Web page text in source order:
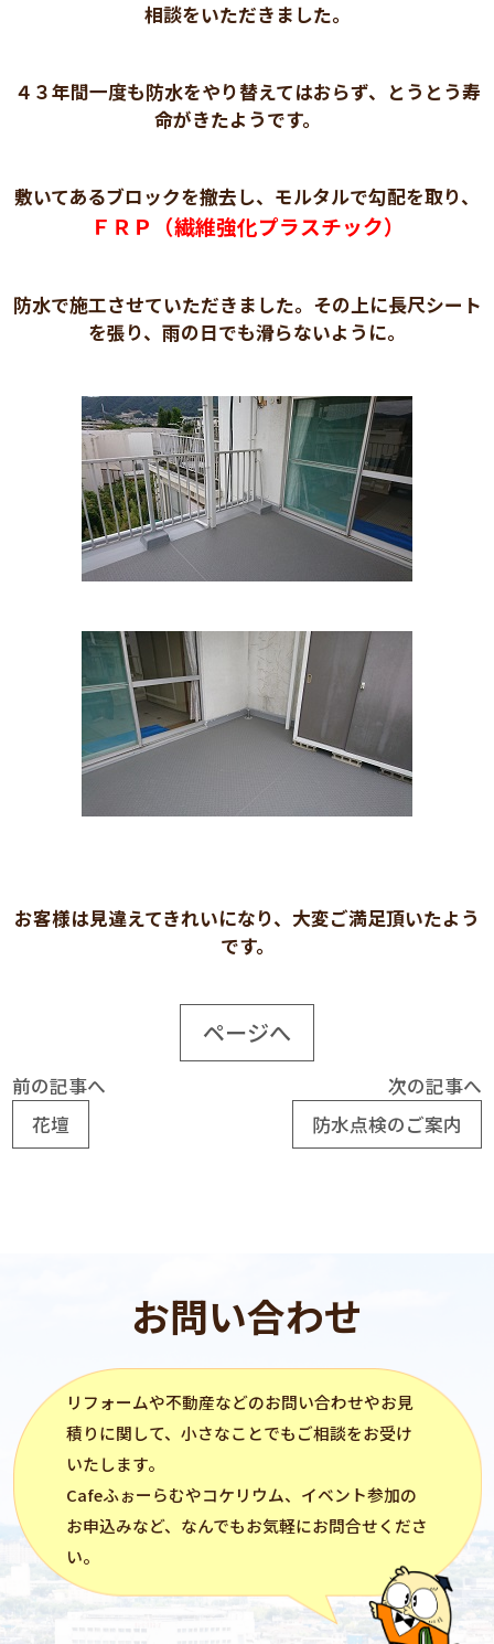
相談をいただきました。
４３年間一度も防水をやり替えてはおらず、とうとう寿
命がきたようです。
敷いてあるブロックを撤去し、モルタルで勾配を取り、
ＦＲＰ（繊維強化プラスチック）
防水で施工させていただきました。その上に長尺シート
を張り、雨の日でも滑らないように。
お客様は見違えてきれいになり、大変ご満足頂いたよう
です。
ページへ
前の記事へ
花壇
次の記事へ
防水点検のご案内
お問い合わせ
リフォームや不動産などのお問い合わせやお見
積りに関して、小さなことでもご相談をお受け
いたします。
Cafeふぉーらむやコケリウム、イベント参加の
お申込みなど、なんでもお気軽にお問合せくださ
い。